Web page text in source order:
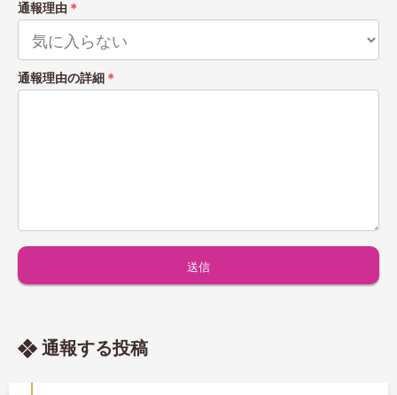
通報理由 ＊
通報理由の詳細 ＊
通報する投稿